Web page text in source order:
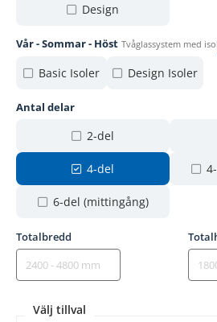
Design
Vår - Sommar - Höst Tvåglassystem med
Basic Isoler Design Isoler
Antal delar
2-del
4-del
6-del (mittingång)
Totalbredd
Välj tillval